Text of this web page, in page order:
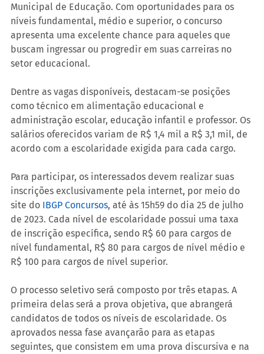
Municipal de Educação. Com oportunidades para os
níveis fundamental, médio e superior, o concurso
apresenta uma excelente chance para aqueles que
buscam ingressar ou progredir em suas carreiras no
setor educacional.
Dentre as vagas disponíveis, destacam-se posições
como técnico em alimentação educacional e
administração escolar, educação infantil e professor. Os
salários oferecidos variam de R$ 1,4 mil a R$ 3,1 mil, de
acordo com a escolaridade exigida para cada cargo.
Para participar, os interessados devem realizar suas
inscrições exclusivamente pela internet, por meio do
site do IBGP Concursos, até às 15h59 do dia 25 de julho
de 2023. Cada nível de escolaridade possui uma taxa
de inscrição específica, sendo R$ 60 para cargos de
nível fundamental, R$ 80 para cargos de nível médio e
R$ 100 para cargos de nível superior.
O processo seletivo será composto por três etapas. A
primeira delas será a prova objetiva, que abrangerá
candidatos de todos os níveis de escolaridade. Os
aprovados nessa fase avançarão para as etapas
seguintes, que consistem em uma prova discursiva e na